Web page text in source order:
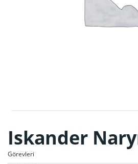
Iskander
Görevleri